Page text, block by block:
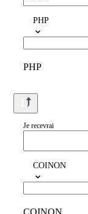
PHP
PHP
Je recevrai
COINON